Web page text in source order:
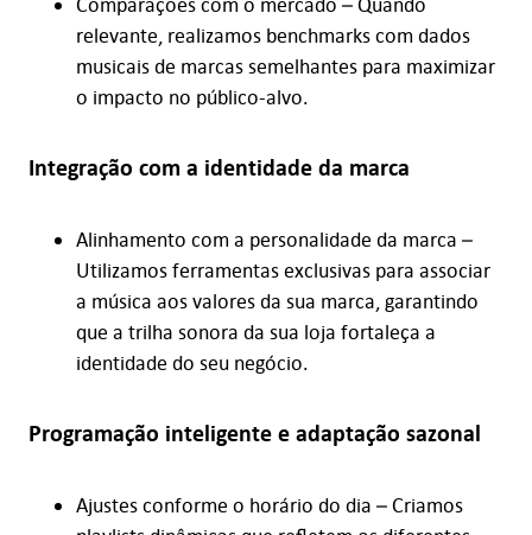
relevante, realizamos benchmarks com dados
musicais de marcas semelhantes para maximizar
o impacto no público-alvo.
Integração com a identidade da marca
Alinhamento com a personalidade da marca –
Utilizamos ferramentas exclusivas para associar
a música aos valores da sua marca, garantindo
que a trilha sonora da sua loja fortaleça a
identidade do seu negócio.
Programação inteligente e adaptação sazonal
Ajustes conforme o horário do dia – Criamos